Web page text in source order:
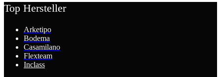
Top Hersteller
Arketipo
Bodema
Casamilano
Flexteam
Inclass